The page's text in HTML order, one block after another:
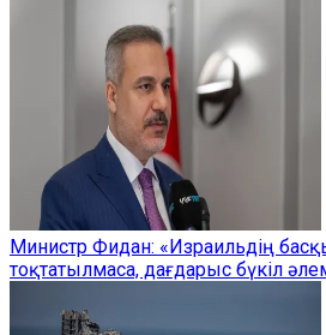
Министр Фидан: «Израильдің
тоқтатылмаса, дағдарыс бүкіл